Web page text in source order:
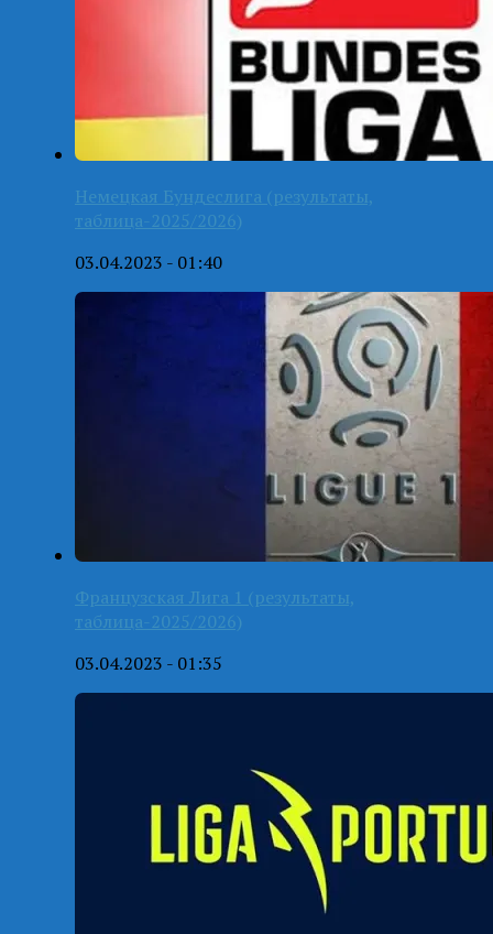
Немецкая Бундеслига (результаты,
таблица-2025/2026)
03.04.2023 - 01:40
Французская Лига 1 (результаты,
таблица-2025/2026)
03.04.2023 - 01:35